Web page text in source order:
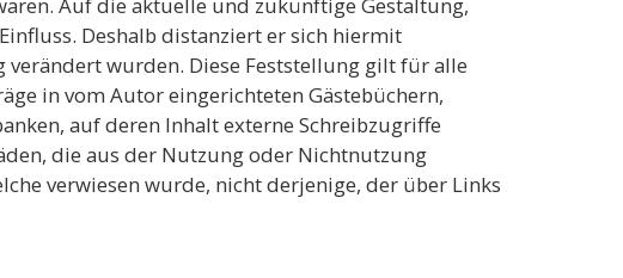
Auf die aktuelle und zukünftige Gestaltung,
Deshalb distanziert er sich hiermit
wurden. Diese Feststellung gilt für alle
in vom Autor eingerichteten Gästebüchern,
auf deren Inhalt externe Schreibzugriffe
die aus der Nutzung oder Nichtnutzung
verwiesen wurde, nicht derjenige, der über Links